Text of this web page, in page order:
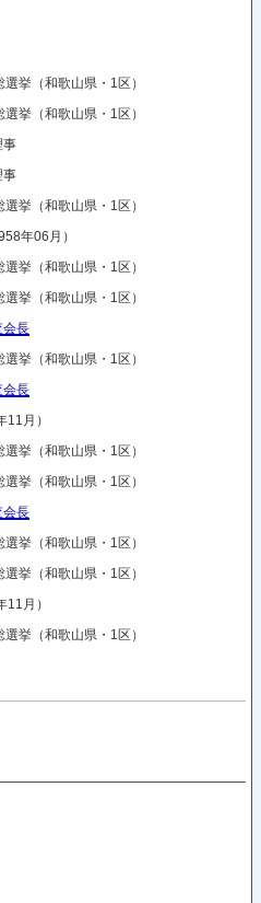
挙（和歌山県・1区）
挙（和歌山県・1区）
挙（和歌山県・1区）
年06月）
挙（和歌山県・1区）
挙（和歌山県・1区）
会長
挙（和歌山県・1区）
会長
11月）
挙（和歌山県・1区）
挙（和歌山県・1区）
会長
挙（和歌山県・1区）
挙（和歌山県・1区）
11月）
挙（和歌山県・1区）